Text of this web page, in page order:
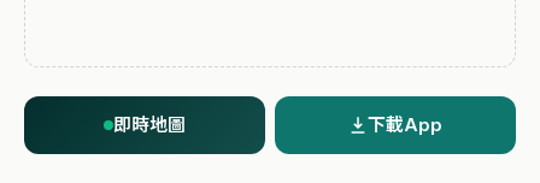
即時地圖 下載App